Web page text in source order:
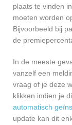
plaats te vinden
moeten worden
Bijvoorbeeld bij
de
In de meeste
vanzelf een
vraag of je deze
klikken indien je
automatisch
update kan dit